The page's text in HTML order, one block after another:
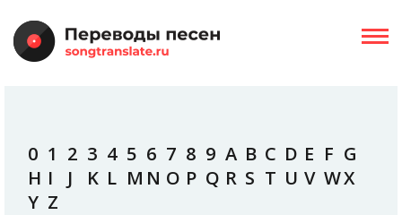
0 1 2 3 4 5 6 7 8 9 A B C D E F G
H I J K L M N O P Q R S T U V WX
Y Z